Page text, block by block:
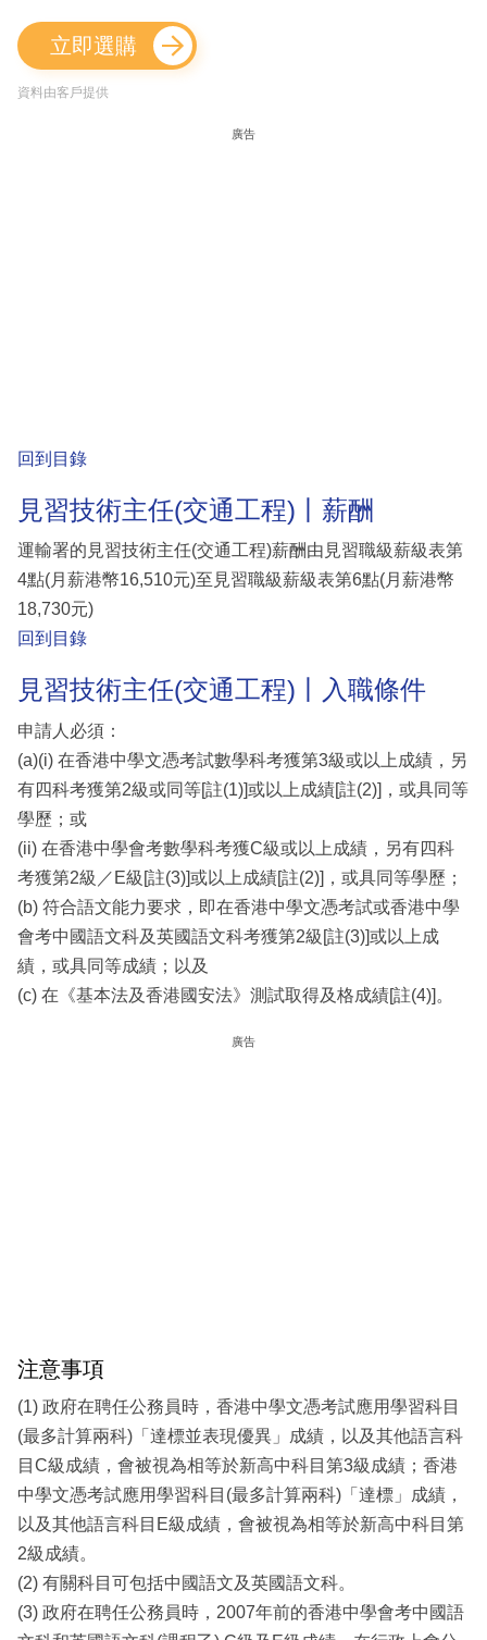
立即選購
資料由客戶提供
廣告
回到目錄
見習技術主任(交通工程)丨薪酬
運輸署的見習技術主任(交通工程)薪酬由見習職級薪級表第
4點(月薪港幣16,510元)至見習職級薪級表第6點(月薪港幣
18,730元)
回到目錄
見習技術主任(交通工程)丨入職條件
申請人必須：
(a)(i) 在香港中學文憑考試數學科考獲第3級或以上成績，另
有四科考獲第2級或同等[註(1)]或以上成績[註(2)]，或具同等
學歷；或
(ii) 在香港中學會考數學科考獲C級或以上成績，另有四科
考獲第2級／E級[註(3)]或以上成績[註(2)]，或具同等學歷；
(b) 符合語文能力要求，即在香港中學文憑考試或香港中學
會考中國語文科及英國語文科考獲第2級[註(3)]或以上成
績，或具同等成績；以及
(c) 在《基本法及香港國安法》測試取得及格成績[註(4)]。
廣告
注意事項
(1) 政府在聘任公務員時，香港中學文憑考試應用學習科目
(最多計算兩科)「達標並表現優異」成績，以及其他語言科
目C級成績，會被視為相等於新高中科目第3級成績；香港
中學文憑考試應用學習科目(最多計算兩科)「達標」成績，
以及其他語言科目E級成績，會被視為相等於新高中科目第
2級成績。
(2) 有關科目可包括中國語文及英國語文科。
(3) 政府在聘任公務員時，2007年前的香港中學會考中國語